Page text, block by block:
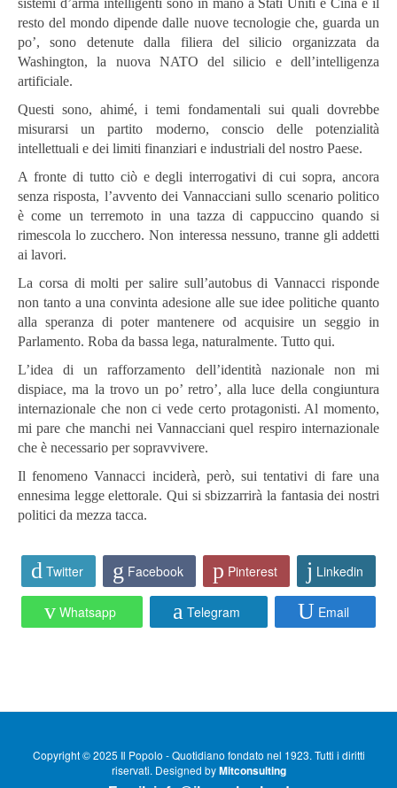
sistemi d’arma intelligenti sono in mano a Stati Uniti e Cina e il
resto del mondo dipende dalle nuove tecnologie che, guarda un
po’, sono detenute dalla filiera del silicio organizzata da
Washington, la nuova NATO del silicio e dell’intelligenza
artificiale.
Questi sono, ahimé, i temi fondamentali sui quali dovrebbe
misurarsi un partito moderno, conscio delle potenzialità
intellettuali e dei limiti finanziari e industriali del nostro Paese.
A fronte di tutto ciò e degli interrogativi di cui sopra, ancora
senza risposta, l’avvento dei Vannacciani sullo scenario politico
è come un terremoto in una tazza di cappuccino quando si
rimescola lo zucchero. Non interessa nessuno, tranne gli addetti
ai lavori.
La corsa di molti per salire sull’autobus di Vannacci risponde
non tanto a una convinta adesione alle sue idee politiche quanto
alla speranza di poter mantenere od acquisire un seggio in
Parlamento. Roba da bassa lega, naturalmente. Tutto qui.
L’idea di un rafforzamento dell’identità nazionale non mi
dispiace, ma la trovo un po’ retro’, alla luce della congiuntura
internazionale che non ci vede certo protagonisti. Al momento,
mi pare che manchi nei Vannacciani quel respiro internazionale
che è necessario per sopravvivere.
Il fenomeno Vannacci inciderà, però, sui tentativi di fare una
ennesima legge elettorale. Qui si sbizzarrirà la fantasia dei nostri
politici da mezza tacca.
Twitter Facebook Pinterest Linkedin
Whatsapp Telegram Email
Copyright © 2025 Il Popolo - Quotidiano fondato nel 1923. Tutti i diritti
riservati. Designed byMitconsulting